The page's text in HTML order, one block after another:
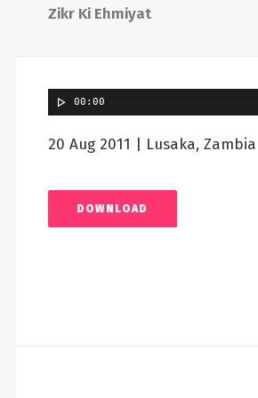
Zikr Ki Ehmiyat
00:00
20 Aug 2011 | Lusaka,
DOWNLOAD